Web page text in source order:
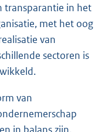
transparantie in het
met het oog
van
sectoren is
van